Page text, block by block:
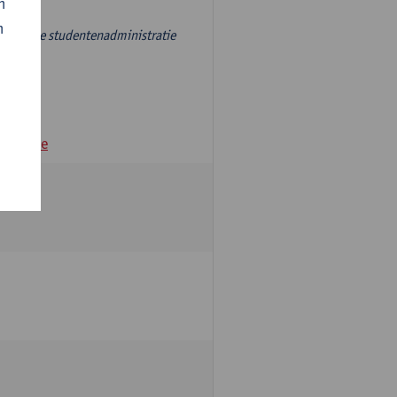
aan de studentenadministratie